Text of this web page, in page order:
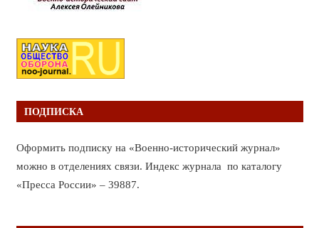
ПОДПИСКА
Оформить подписку на «Военно-исторический журнал»
можно в отделениях связи. Индекс журнала по каталогу
«Пресса России» – 39887.